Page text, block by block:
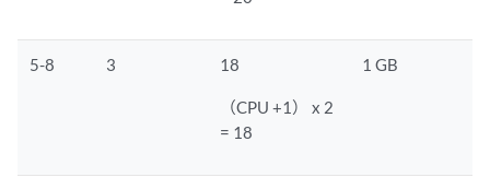
5-8 3 18
（CPU +1） x 2
= 18
1 GB